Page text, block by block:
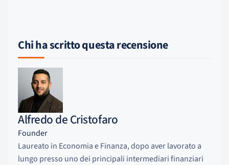
Chi ha scritto questa recensione
Alfredo de Cristofaro
Founder
Laureato in Economia e Finanza, dopo aver lavorato a
lungo presso uno dei principali intermediari finanziari